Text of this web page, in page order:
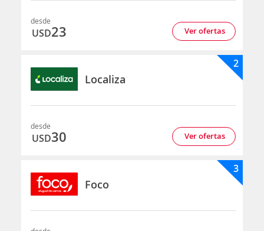
desde
USD23 Ver ofertas
Localiza
2
desde
USD30 Ver ofertas
Foco
3